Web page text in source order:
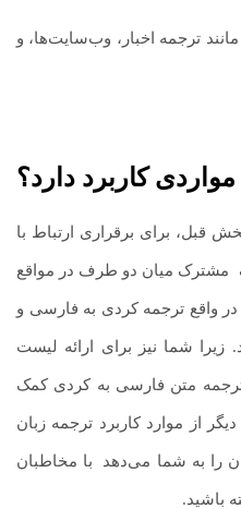
ترجمه اخبار، وب‌سایت‌ها، و
کاربرد دارد؟
قبل، برای برقراری ارتباط با
مشترک میان دو طرف در مواقع
در واقع ترجمه کردی به فارسی و
زیرا شما نیز برای ارائه لیست
ترجمه متن فارسی به کردی کمک
از موارد کاربرد ترجمه زبان
را به شما می‌دهد با مخاطبان
باشید.